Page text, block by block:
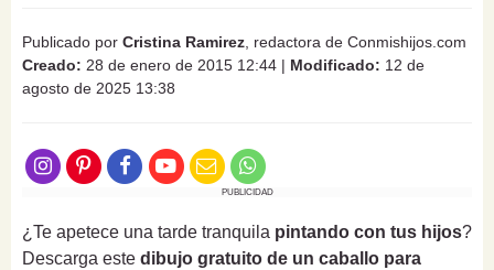
Publicado por Cristina Ramirez, redactora de Conmishijos.com
Creado: 28 de enero de 2015 12:44 | Modificado: 12 de
agosto de 2025 13:38
PUBLICIDAD
¿Te apetece una tarde tranquila pintando con tus hijos?
Descarga este dibujo gratuito de un caballo para